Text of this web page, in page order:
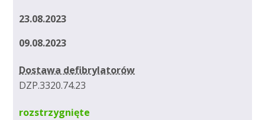
23.08.2023
09.08.2023
Dostawa defibrylatorów
DZP.3320.74.23
rozstrzygnięte